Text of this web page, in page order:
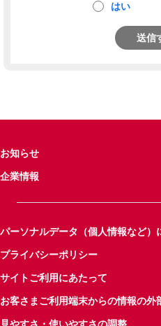
はい
送信
お知らせ
企業情報
パーソナルデータ（個人情報など）
プライバシーポリシー
サイトご利用にあたって
お客さまご利用端末からの情報の外